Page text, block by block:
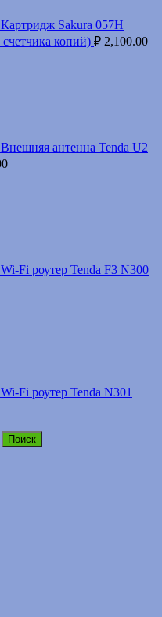
Картридж Sakura 057H
копий) ₽ 2,100.00
Внешняя антенна Tenda U2
Wi-Fi роутер Tenda F3 N300
Wi-Fi роутер Tenda N301
Поиск